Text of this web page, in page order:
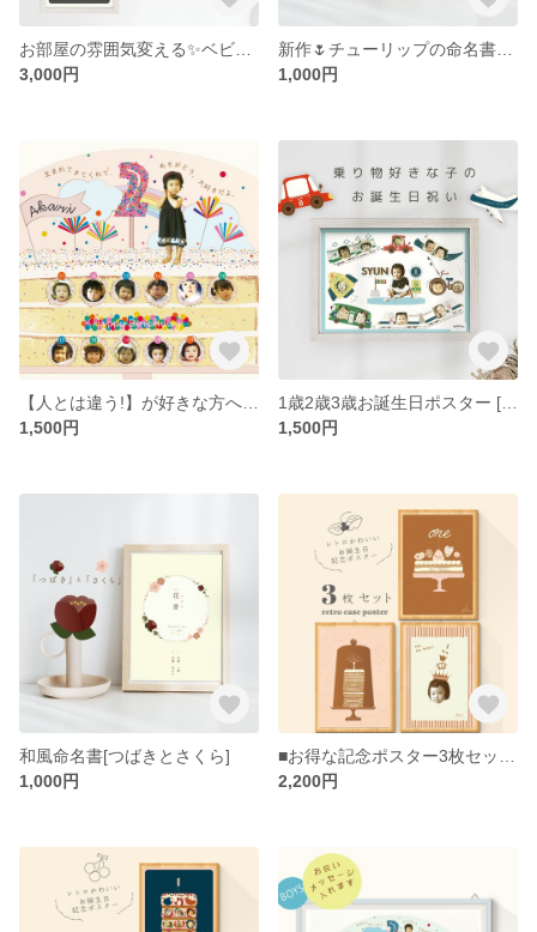
3,000円
1,000円
1,500円
1,500円
和風命名書[つばきとさくら]
1,000円
2,200円